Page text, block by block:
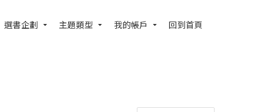
選書企劃 主題類型 我的帳戶 回到首頁